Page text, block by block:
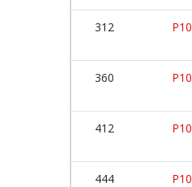
312 P10
360 P10
412 P10
444 P10